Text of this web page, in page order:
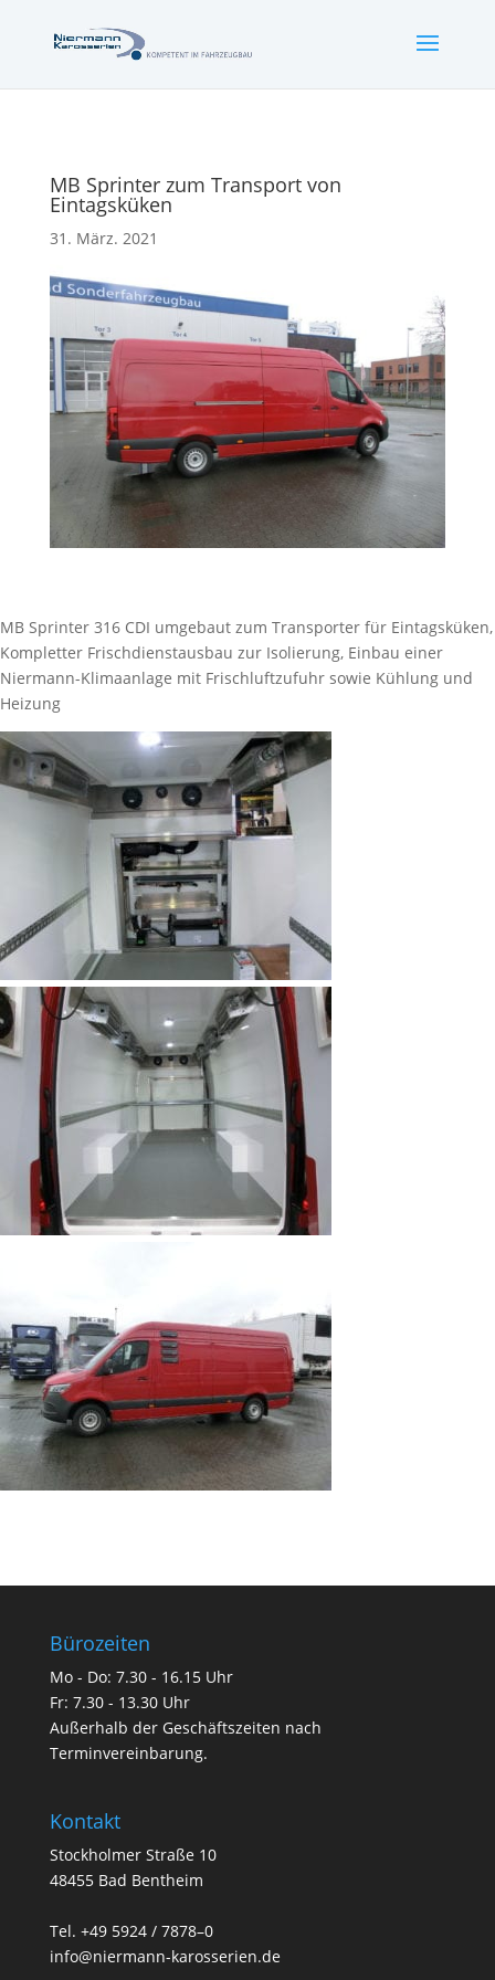
MB Sprinter zum Transport von
Eintagsküken
31. März. 2021
MB Sprinter 316 CDI umgebaut zum Transporter für Eintagsküken,
Kompletter Frischdienstausbau zur Isolierung, Einbau einer
Niermann-Klimaanlage mit Frischluftzufuhr sowie Kühlung und
Heizung
Bürozeiten
Mo - Do: 7.30 - 16.15 Uhr
Fr: 7.30 - 13.30 Uhr
Außerhalb der Geschäftszeiten nach
Terminvereinbarung.
Kontakt
Stockholmer Straße 10
48455 Bad Bentheim
Tel. +49 5924 / 7878–0
info@niermann-karosserien.de